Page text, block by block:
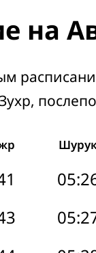
на